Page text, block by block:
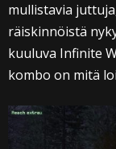
mullistavia
räiskinnöistä
kuuluva Infinite
kombo on mitä